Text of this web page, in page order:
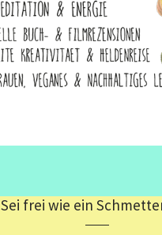
Sei frei wie ein